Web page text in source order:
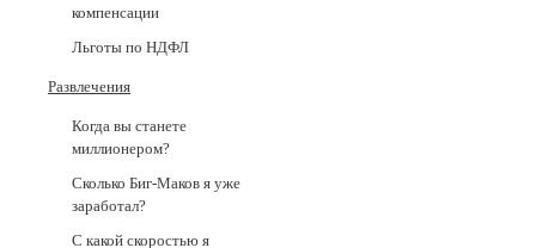
компенсации
Льготы по НДФЛ
Развлечения
Когда вы станете
миллионером?
Сколько Биг-Маков я уже
заработал?
С какой скоростью я